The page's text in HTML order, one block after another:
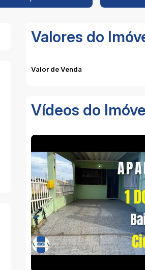
Valores do
Valor de Venda
Vídeos do